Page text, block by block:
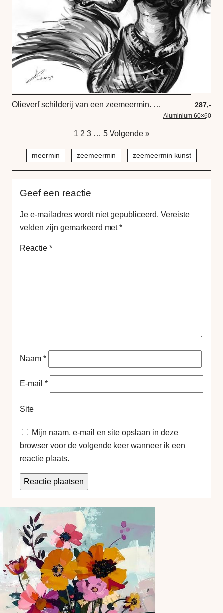
Olieverf schilderij van een zeemeermin. Kunstwerk in zwart wit en grijs tinten. 287,-
Aluminium 60×60
1 2 3 … 5 Volgende »
meermin zeemeermin zeemeermin kunst
Geef een reactie
Je e-mailadres wordt niet gepubliceerd. Vereiste
velden zijn gemarkeerd met*
Reactie *
Naam *
E-mail *
Site
Mijn naam, e-mail en site opslaan in deze
browser voor de volgende keer wanneer ik een
reactie plaats.